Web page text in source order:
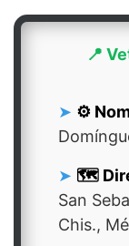
📍
⚙️
🗺️
San
Chis.,